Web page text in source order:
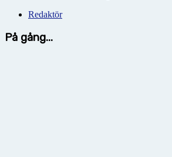
Redaktör
På gång...